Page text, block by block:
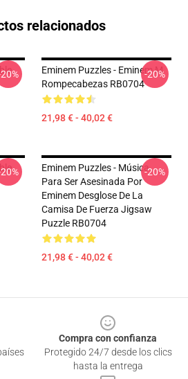
relacionados
Eminem Puzzles - Eminem M
Rompecabezas RB0704
21,98 € - 40,02 €
-20%
Eminem Puzzles - Música
Para Ser Asesinada Por
Eminem Desglose De La
Camisa De Fuerza Jigsaw
Puzzle RB0704
21,98 € - 40,02 €
-20%
Compra con confianza
Protegido 24/7 desde los clics
hasta la entrega